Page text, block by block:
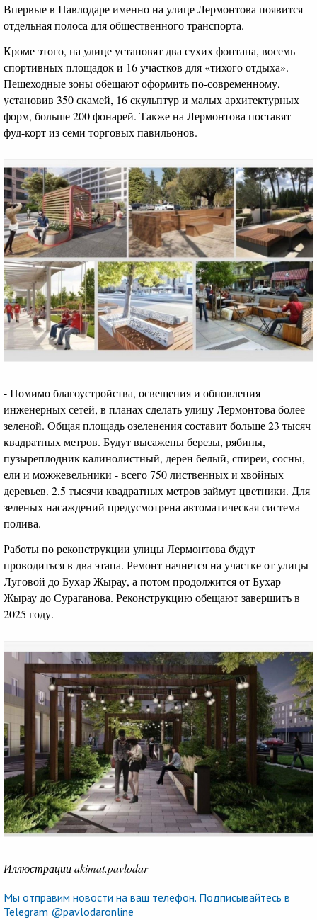
Впервые в Павлодаре именно на улице Лермонтова появится
отдельная полоса для общественного транспорта.
Кроме этого, на улице установят два сухих фонтана, восемь
спортивных площадок и 16 участков для «тихого отдыха».
Пешеходные зоны обещают оформить по-современному,
установив 350 скамей, 16 скульптур и малых архитектурных
форм, больше 200 фонарей. Также на Лермонтова поставят
фуд-корт из семи торговых павильонов.
- Помимо благоустройства, освещения и обновления
инженерных сетей, в планах сделать улицу Лермонтова более
зеленой. Общая площадь озеленения составит больше 23 тысяч
квадратных метров. Будут высажены березы, рябины,
пузыреплодник калинолистный, дерен белый, спиреи, сосны,
ели и можжевельники - всего 750 лиственных и хвойных
деревьев. 2,5 тысячи квадратных метров займут цветники. Для
зеленых насаждений предусмотрена автоматическая система
полива.
Работы по реконструкции улицы Лермонтова будут
проводиться в два этапа. Ремонт начнется на участке от улицы
Луговой до Бухар Жырау, а потом продолжится от Бухар
Жырау до Сураганова. Реконструкцию обещают завершить в
2025 году.
Иллюстрации akimat.pavlodar
Мы отправим новости на ваш телефон. Подписывайтесь в
Telegram @pavlodaronline